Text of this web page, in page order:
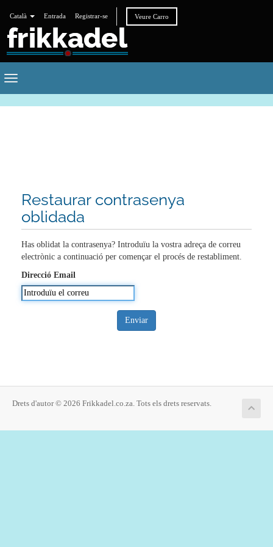
Català Entrada Registrar-se Veure Carro
Toggle
navigation
Restaurar contrasenya
oblidada
Has oblidat la contrasenya? Introduïu la vostra adreça de correu
electrònic a continuació per començar el procés de restabliment.
Direcció Email
Enviar
Drets d'autor © 2026 Frikkadel.co.za. Tots els drets reservats.